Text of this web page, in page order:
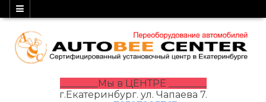
________Мы в ЦЕНТРЕ ________
г.Екатеринбург. ул. Чапаева 7.